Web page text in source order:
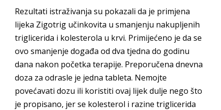
Rezultati istraživanja su pokazali da je primjena
lijeka Zigotrig učinkovita u smanjenju nakupljenih
triglicerida i kolesterola u krvi. Primijećeno je da se
ovo smanjenje događa od dva tjedna do godinu
dana nakon početka terapije. Preporučena dnevna
doza za odrasle je jedna tableta. Nemojte
povećavati dozu ili koristiti ovaj lijek dulje nego što
je propisano, jer se kolesterol i razine triglicerida